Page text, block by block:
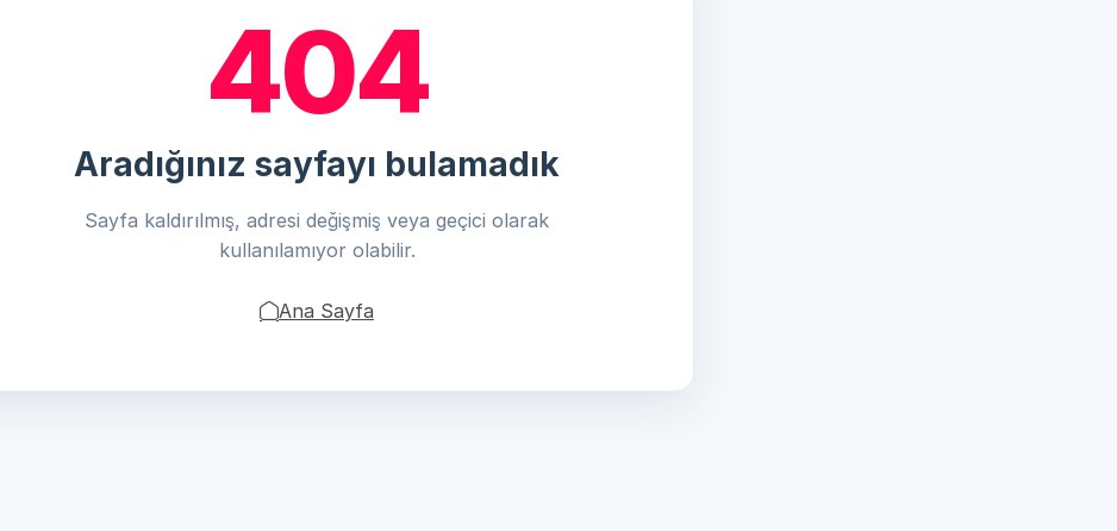
404
Aradığınız sayfayı bulamadık
Sayfa kaldırılmış, adresi değişmiş veya geçici olarak
kullanılamıyor olabilir.
Ana Sayfa